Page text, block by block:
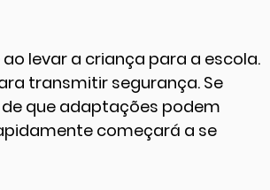
levar a criança para a escola.
transmitir segurança. Se
que adaptações podem
começará a se